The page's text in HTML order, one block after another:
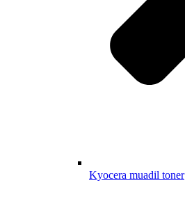
Kyocera muadil toner